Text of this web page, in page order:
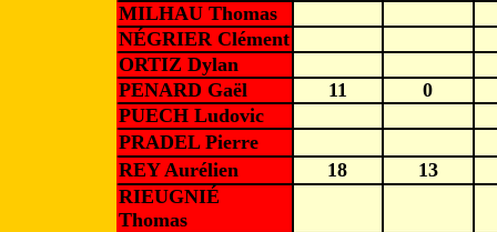
MILHAU Thomas
NÉGRIER Clément
ORTIZ Dylan
PENARD Gaël
11
0
PUECH Ludovic
PRADEL Pierre
REY Aurélien
18
13
RIEUGNIÉ
Thomas